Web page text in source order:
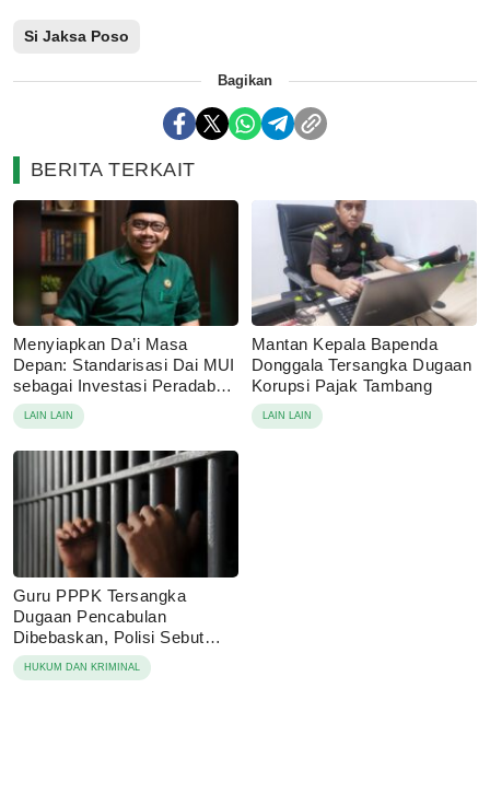
Si Jaksa Poso
Bagikan
BERITA TERKAIT
Menyiapkan Da’i Masa
Depan: Standarisasi Dai MUI
sebagai Investasi Peradaban
di Era Disrupsi Digital
LAIN LAIN
Mantan Kepala Bapenda
Donggala Tersangka Dugaan
Korupsi Pajak Tambang
LAIN LAIN
Guru PPPK Tersangka
Dugaan Pencabulan
Dibebaskan, Polisi Sebut
Laporan Dicabut Keluarga
Korban
HUKUM DAN KRIMINAL